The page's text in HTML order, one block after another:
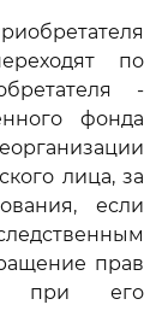
по
-
фонда
лица, за
если
прав
при его